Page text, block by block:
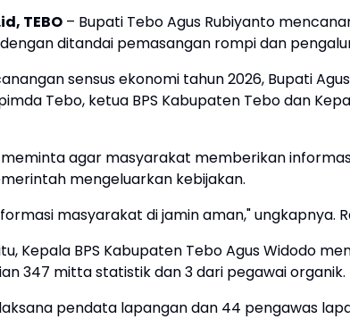
TEBO – Bupati Tebo Agus Rubiyanto
ditandai pemasangan rompi dan
sensus ekonomi tahun 2026, Bupati
Tebo, ketua BPS Kabupaten Tebo dan
meminta agar masyarakat memberikan
mengeluarkan kebijakan.
masyarakat di jamin aman," ungkapnya.
Kepala BPS Kabupaten Tebo Agus Widodo
347 mitta statistik dan 3 dari pegawai organik.
pendata lapangan dan 44 pengawas